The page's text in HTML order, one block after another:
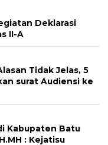
Deklarasi
II-A
Tidak Jelas, 5
surat Audiensi ke
Kabupaten Batu
: Kejatisu